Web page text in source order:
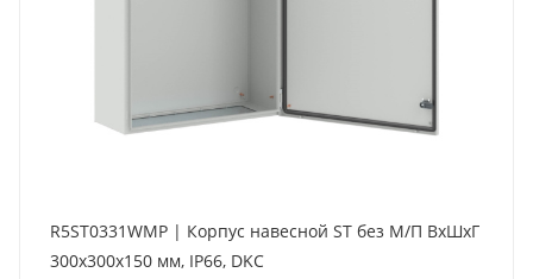
R5ST0331WMP | Корпус навесной ST без М/П ВxШxГ
300x300x150 мм, IP66, DKC